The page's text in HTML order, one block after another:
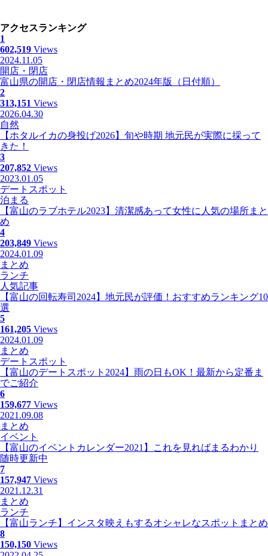
アクセスランキング
1
602,519 Views
2024.11.05
開店・閉店
富山県の開店・閉店情報まとめ2024年版（日付順）
2
313,151 Views
2026.04.30
自然
【ホタルイカの身投げ2026】旬や時期 地元民が実際に採って
きた！
3
207,852 Views
2023.01.05
デートスポット
泊まる
【富山のラブホテル2023】清潔感あって女性に人気の場所まと
め
4
203,849 Views
2024.01.09
まとめ
ランチ
人気記事
【富山の回転寿司2024】地元民が評価！おすすめランキング10
選
5
161,205 Views
2024.01.09
まとめ
デートスポット
【富山のデートスポット2024】雨の日もOK！最新から定番ま
でご紹介
6
159,677 Views
2021.09.08
まとめ
イベント
【富山のイベントカレンダー2021】これを見ればまるわかり
随時更新中
7
157,947 Views
2021.12.31
まとめ
ランチ
【富山ランチ】インスタ映えもするオシャレなスポットまとめ
8
150,150 Views